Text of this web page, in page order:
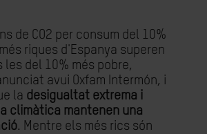
de CO2 per consum del 10%
riques d'Espanya superen
les del 10% més pobre,
avui Oxfam Intermón, i
la desigualtat extrema i
climàtica mantenen una
. Mentre els més rics són